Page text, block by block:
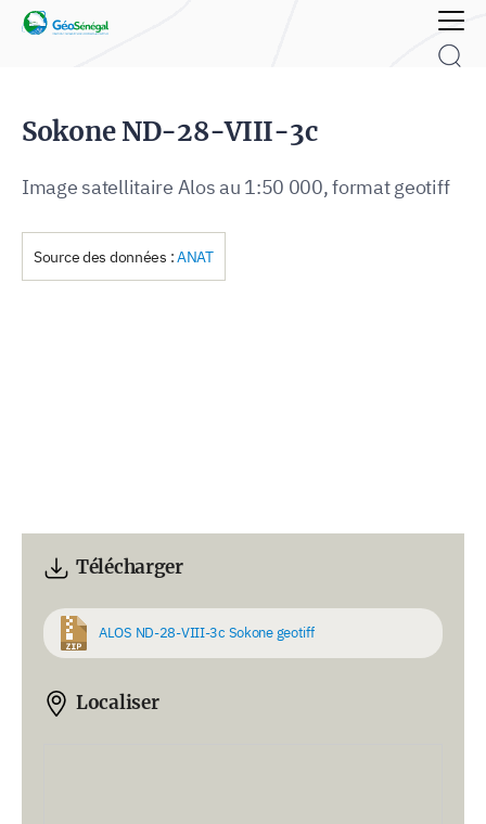
Rechercher :
Sokone ND-28-VIII-3c
Image satellitaire Alos au 1:50 000, format geotiff
Source des données :ANAT
Télécharger
ALOS ND-28-VIII-3c Sokone geotiff
Localiser